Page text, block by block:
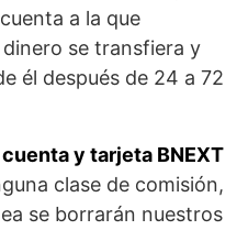
a la que
se transfiera y
él después de 24 a 72
cuenta y tarjeta BNEXT
clase de comisión,
se borrarán nuestros